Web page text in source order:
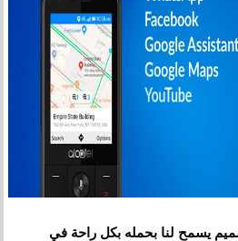
يسمح لنا بحمله بكل راحة في